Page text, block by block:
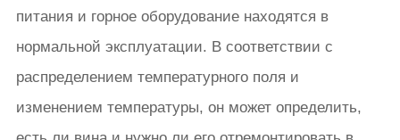
питания и горное оборудование находятся в
нормальной эксплуатации. В соответствии с
распределением температурного поля и
изменением температуры, он может определить,